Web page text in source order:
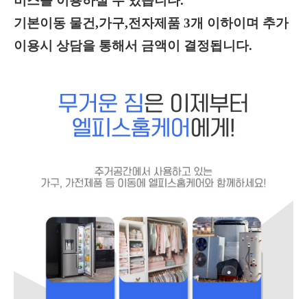
기본이동 물건,가구,전자제품 3개 이하이며 추가
이용시 상담을 통해서 금액이 결정됩니다.